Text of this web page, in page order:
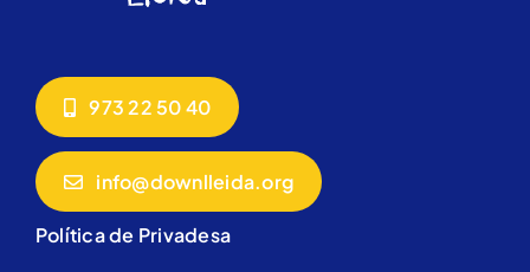
973 22 50 40
info@downlleida.org
Política de Privadesa